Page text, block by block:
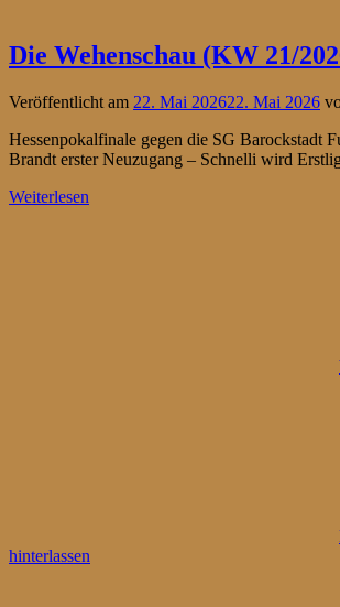
Die Wehenschau (KW 21/
Veröffentlicht am 22. Mai 202622. Mai 2026
Hessenpokalfinale gegen die SG Barockstadt
Brandt erster Neuzugang – Schnelli wird
Weiterlesen
hinterlassen